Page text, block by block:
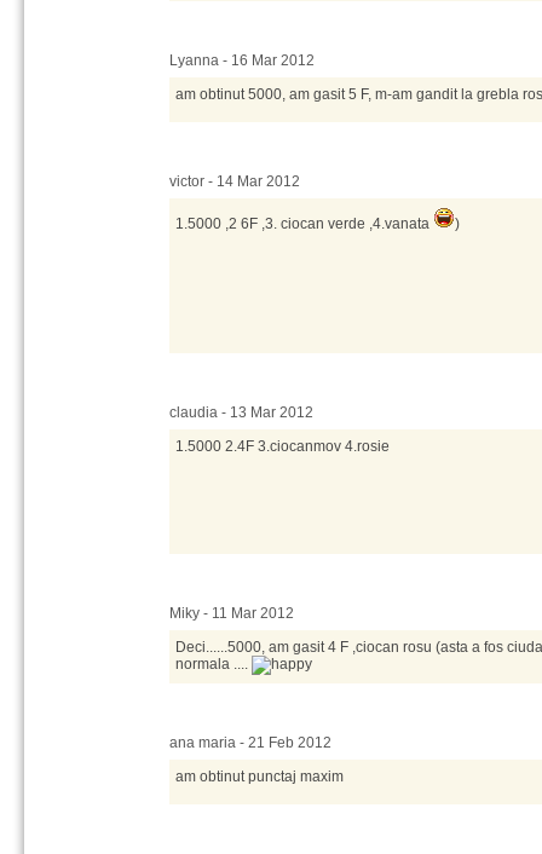
Lyanna - 16 Mar 2012
am obtinut 5000, am gasit 5 F, m-am gandit la grebla
victor - 14 Mar 2012
1.5000 ,2 6F ,3. ciocan verde ,4.vanata )
claudia - 13 Mar 2012
1.5000 2.4F 3.ciocanmov 4.rosie
Miky - 11 Mar 2012
Deci......5000, am gasit 4 F ,ciocan rosu (asta a fos
normala ....
ana maria - 21 Feb 2012
am obtinut punctaj maxim